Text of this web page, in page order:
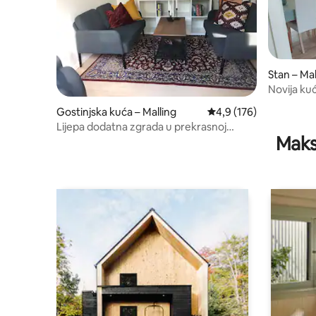
Gostinjska kuća – Malling Prosječna ocjena: 4,9/
4,9 (176)
Lijepa dodatna zgrada u prekrasnoj
Stan –
Novija